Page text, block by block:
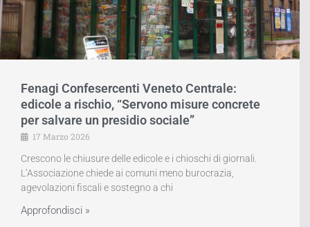
Fenagi Confesercenti Veneto Centrale:
edicole a rischio, “Servono misure concrete
per salvare un presidio sociale”
17 Marzo 2026
Crescono le chiusure delle edicole e i chioschi di giornali.
L’Associazione chiede ai comuni meno burocrazia,
agevolazioni fiscali e sostegno a chi
Approfondisci »